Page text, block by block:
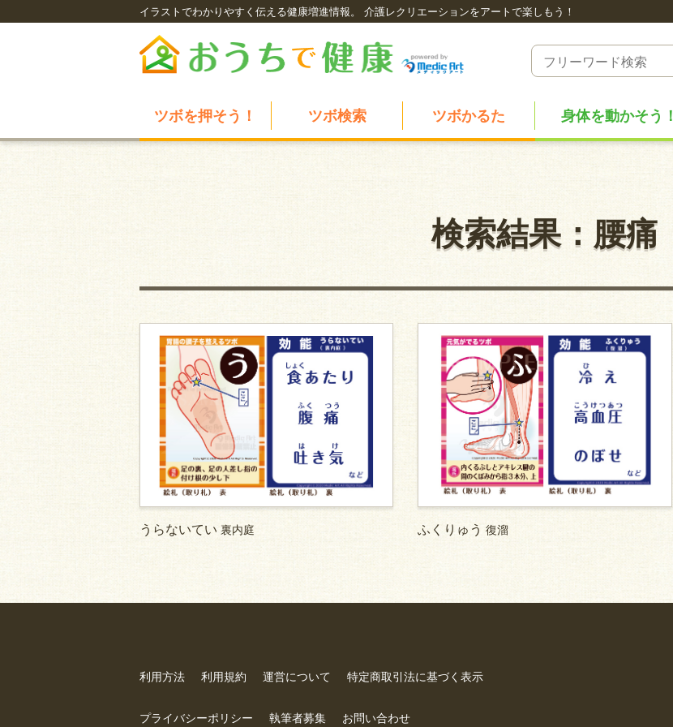
イラストでわかりやすく伝える健康増進情報。 介護レクリエーションをアートで楽しもう！
ツボを押そう！ ツボ検索 ツボかるた 身体を動かそう！
検索結果：腰痛
うらないてい 裏内庭 ふくりゅう復溜
利用方法 利用規約 運営について 特定商取引法に基づく表示
プライバシーポリシー 執筆者募集 お問い合わせ